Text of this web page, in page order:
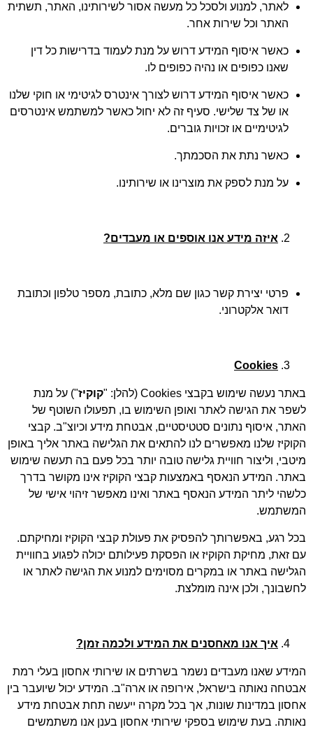
לאתר, למנוע ולסכל כל מעשה אסור לשירותינו, האתר, תשתית
האתר וכל שירות אחר.
כאשר איסוף המידע דרוש על מנת לעמוד בדרישות כל דין
שאנו כפופים או נהיה כפופים לו.
כאשר איסוף המידע דרוש לצורך אינטרס לגיטימי או חוקי שלנו
או של צד שלישי. סעיף זה לא יחול כאשר למשתמש אינטרסים
לגיטימיים או זכויות גוברים.
כאשר נתת את הסכמתך.
על מנת לספק את מוצרינו או שירותינו.
איזה מידע אנו אוספים או מעבדים?
פרטי יצירת קשר כגון שם מלא, כתובת, מספר טלפון וכתובת
דואר אלקטרוני.
Cookies
באתר נעשה שימוש בקבצי Cookies (להלן: " קוקיז") על מנת
לשפר את הגישה לאתר ואופן השימוש בו, תפעולו השוטף של
האתר, איסוף נתונים סטטיסטיים, אבטחת מידע וכיוצ"ב. קבצי
הקוקיז שלנו מאפשרים לנו להתאים את הגלישה באתר אליך באופן
מיטבי, וליצור חוויית גלישה טובה יותר בכל פעם בה תעשה שימוש
באתר. המידע הנאסף באמצעות קבצי הקוקיז אינו מקושר בדרך
כלשהי ליתר המידע הנאסף באתר ואינו מאפשר זיהוי אישי של
המשתמש.
בכל רגע, באפשרותך להפסיק את פעולת קבצי הקוקיז ומחיקתם.
עם זאת, מחיקת הקוקיז או הפסקת פעילותם יכולה לפגוע בחוויית
הגלישה באתר או במקרים מסוימים למנוע את הגישה לאתר או
לחשבונך, ולכן אינה מומלצת.
איך אנו מאחסנים את המידע ולכמה זמן?
המידע שאנו מעבדים נשמר בשרתים או שירותי אחסון בעלי רמת
אבטחה נאותה בישראל, אירופה או ארה"ב. המידע יכול שיועבר בין
אחסון במדינות שונות, אך בכל מקרה ייעשה תחת אבטחת מידע
נאותה. בעת שימוש בספקי שירותי אחסון בענן אנו משתמשים